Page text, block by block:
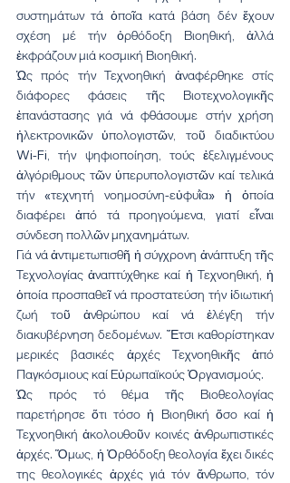
συστημάτων τά ὁποῖα κατά βάση δέν ἔχουν
σχέση μέ τήν ὀρθόδοξη Βιοηθική, ἀλλά
ἐκφράζουν μιά κοσμική Βιοηθική.
Ὡς πρός τήν Τεχνοηθική ἀναφέρθηκε στίς
διάφορες φάσεις τῆς Βιοτεχνολογικῆς
ἐπανάστασης γιά νά φθάσουμε στήν χρήση
ἠλεκτρονικῶν ὑπολογιστῶν, τοῦ διαδικτύου
Wi-Fi, τήν ψηφιοποίηση, τούς ἐξελιγμένους
ἀλγόριθμους τῶν ὑπερυπολογιστῶν καί τελικά
τήν «τεχνητή νοημοσύνη-εὐφυῒα» ἡ ὁποία
διαφέρει ἀπό τά προηγούμενα, γιατί εἶναι
σύνδεση πολλῶν μηχανημάτων.
Γιά νά ἀντιμετωπισθῆ ἡ σύγχρονη ἀνάπτυξη τῆς
Τεχνολογίας ἀναπτύχθηκε καί ἡ Τεχνοηθική, ἡ
ὁποία προσπαθεῖ νά προστατεύση τήν ἰδιωτική
ζωή τοῦ ἀνθρώπου καί νά ἐλέγξη τήν
διακυβέρνηση δεδομένων. Ἔτσι καθορίστηκαν
μερικές βασικές ἀρχές Τεχνοηθικῆς ἀπό
Παγκόσμιους καί Εὐρωπαϊκούς Ὀργανισμούς.
Ὡς πρός τό θέμα τῆς Βιοθεολογίας
παρετήρησε ὅτι τόσο ἡ Βιοηθική ὅσο καί ἡ
Τεχνοηθική ἀκολουθοῦν κοινές ἀνθρωπιστικές
ἀρχές. Ὅμως, ἡ Ὀρθόδοξη θεολογία ἔχει δικές
της θεολογικές ἀρχές γιά τόν ἄνθρωπο, τόν